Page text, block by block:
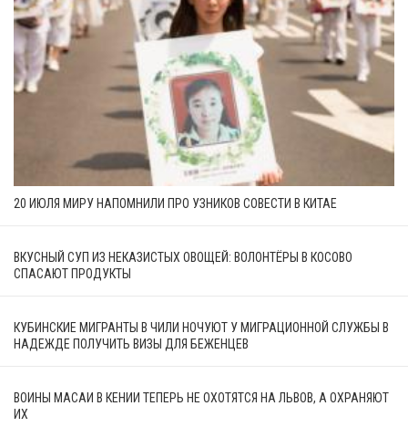
20 ИЮЛЯ МИРУ НАПОМНИЛИ ПРО УЗНИКОВ СОВЕСТИ В КИТАЕ
ВКУСНЫЙ СУП ИЗ НЕКАЗИСТЫХ ОВОЩЕЙ: ВОЛОНТЁРЫ В КОСОВО
СПАСАЮТ ПРОДУКТЫ
КУБИНСКИЕ МИГРАНТЫ В ЧИЛИ НОЧУЮТ У МИГРАЦИОННОЙ СЛУЖБЫ В
НАДЕЖДЕ ПОЛУЧИТЬ ВИЗЫ ДЛЯ БЕЖЕНЦЕВ
ВОИНЫ МАСАИ В КЕНИИ ТЕПЕРЬ НЕ ОХОТЯТСЯ НА ЛЬВОВ, А ОХРАНЯЮТ
ИХ